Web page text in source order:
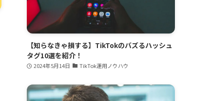
【知らなきゃ損する】TikTokのバズるハッシュ
タグ10選を紹介！
2024年5月14日 TikTok運用ノウハウ